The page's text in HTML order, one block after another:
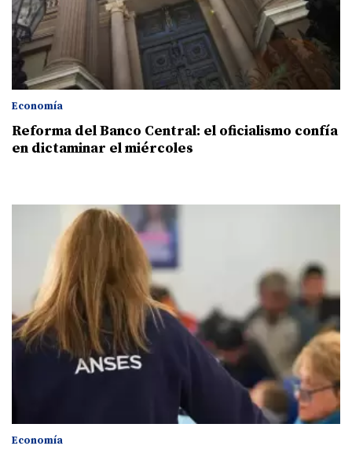
Economía
Reforma del Banco Central: el oficialismo confía
en dictaminar el miércoles
Economía